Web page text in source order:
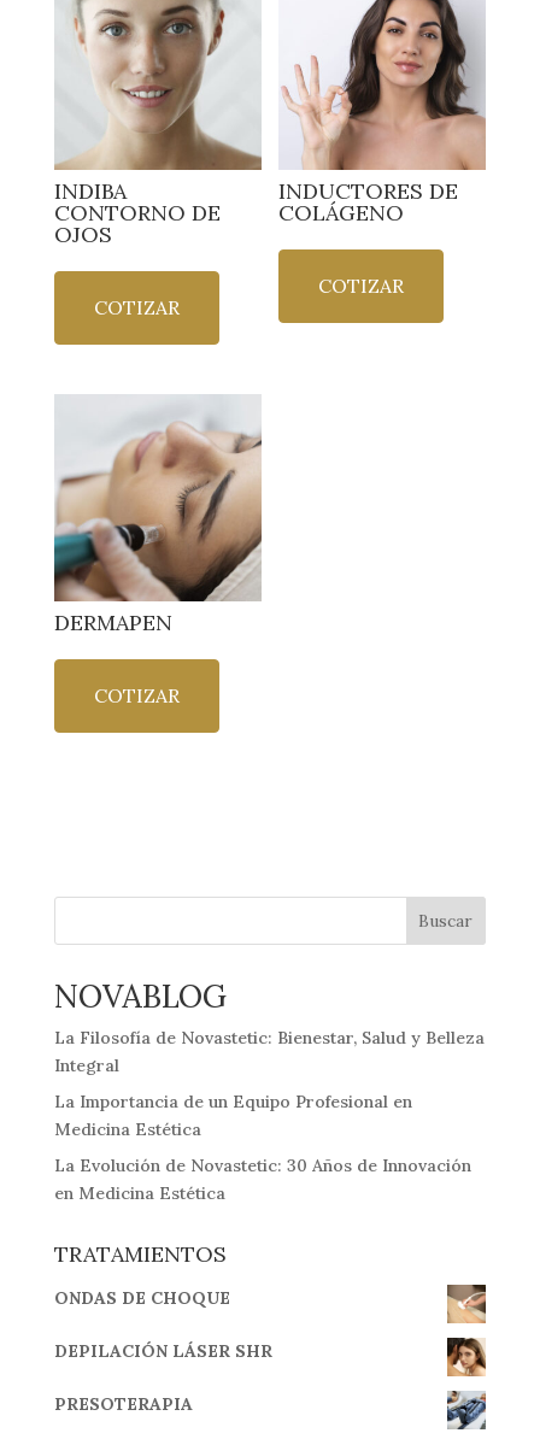
INDIBA
CONTORNO DE
OJOS
COTIZAR
INDUCTORES DE
COLÁGENO
COTIZAR
DERMAPEN
COTIZAR
Buscar
NOVABLOG
La Filosofía de Novastetic: Bienestar, Salud y Belleza
Integral
La Importancia de un Equipo Profesional en
Medicina Estética
La Evolución de Novastetic: 30 Años de Innovación
en Medicina Estética
TRATAMIENTOS
ONDAS DE CHOQUE
DEPILACIÓN LÁSER SHR
PRESOTERAPIA